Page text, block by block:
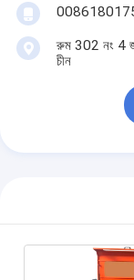
রুম 302 নং 4
চীন